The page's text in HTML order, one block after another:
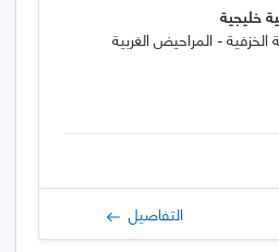
خليجية
الخزفية - المراحيض الغربية
التفاصيل